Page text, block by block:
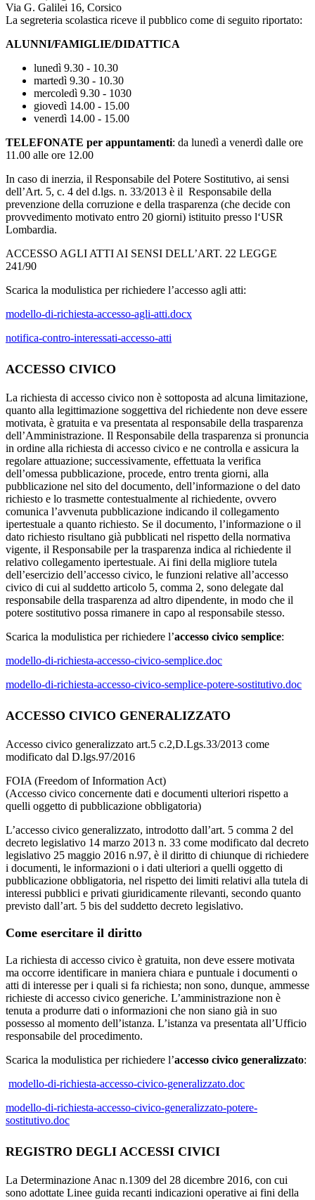
Via G. Galilei 16, Corsico
La segreteria scolastica riceve il pubblico come di seguito riportato:
ALUNNI/FAMIGLIE/DIDATTICA
lunedì 9.30 - 10.30
martedì 9.30 - 10.30
mercoledì 9.30 - 1030
giovedì 14.00 - 15.00
venerdì 14.00 - 15.00
TELEFONATE per appuntamenti: da lunedì a venerdì dalle ore
11.00 alle ore 12.00
In caso di inerzia, il Responsabile del Potere Sostitutivo, ai sensi
dell’Art. 5, c. 4 del d.lgs. n. 33/2013 è il Responsabile della
prevenzione della corruzione e della trasparenza (che decide con
provvedimento motivato entro 20 giorni) istituito presso l‘USR
Lombardia.
ACCESSO AGLI ATTI AI SENSI DELL’ART. 22 LEGGE
241/90
Scarica la modulistica per richiedere l’accesso agli atti:
modello-di-richiesta-accesso-agli-atti.docx
notifica-contro-interessati-accesso-atti
ACCESSO CIVICO
La richiesta di accesso civico non è sottoposta ad alcuna limitazione,
quanto alla legittimazione soggettiva del richiedente non deve essere
motivata, è gratuita e va presentata al responsabile della trasparenza
dell’Amministrazione. Il Responsabile della trasparenza si pronuncia
in ordine alla richiesta di accesso civico e ne controlla e assicura la
regolare attuazione; successivamente, effettuata la verifica
dell’omessa pubblicazione, procede, entro trenta giorni, alla
pubblicazione nel sito del documento, dell’informazione o del dato
richiesto e lo trasmette contestualmente al richiedente, ovvero
comunica l’avvenuta pubblicazione indicando il collegamento
ipertestuale a quanto richiesto. Se il documento, l’informazione o il
dato richiesto risultano già pubblicati nel rispetto della normativa
vigente, il Responsabile per la trasparenza indica al richiedente il
relativo collegamento ipertestuale. Ai fini della migliore tutela
dell’esercizio dell’accesso civico, le funzioni relative all’accesso
civico di cui al suddetto articolo 5, comma 2, sono delegate dal
responsabile della trasparenza ad altro dipendente, in modo che il
potere sostitutivo possa rimanere in capo al responsabile stesso.
Scarica la modulistica per richiedere l’accesso civico semplice:
modello-di-richiesta-accesso-civico-semplice.doc
modello-di-richiesta-accesso-civico-semplice-potere-sostitutivo.doc
ACCESSO CIVICO GENERALIZZATO
Accesso civico generalizzato art.5 c.2,D.Lgs.33/2013 come
modificato dal D.lgs.97/2016
FOIA (Freedom of Information Act)
(Accesso civico concernente dati e documenti ulteriori rispetto a
quelli oggetto di pubblicazione obbligatoria)
L’accesso civico generalizzato, introdotto dall’art. 5 comma 2 del
decreto legislativo 14 marzo 2013 n. 33 come modificato dal decreto
legislativo 25 maggio 2016 n.97, è il diritto di chiunque di richiedere
i documenti, le informazioni o i dati ulteriori a quelli oggetto di
pubblicazione obbligatoria, nel rispetto dei limiti relativi alla tutela di
interessi pubblici e privati giuridicamente rilevanti, secondo quanto
previsto dall’art. 5 bis del suddetto decreto legislativo.
Come esercitare il diritto
La richiesta di accesso civico è gratuita, non deve essere motivata
ma occorre identificare in maniera chiara e puntuale i documenti o
atti di interesse per i quali si fa richiesta; non sono, dunque, ammesse
richieste di accesso civico generiche. L’amministrazione non è
tenuta a produrre dati o informazioni che non siano già in suo
possesso al momento dell’istanza. L’istanza va presentata all’Ufficio
responsabile del procedimento.
Scarica la modulistica per richiedere l’accesso civico generalizzato:
modello-di-richiesta-accesso-civico-generalizzato.doc
modello-di-richiesta-accesso-civico-generalizzato-potere-
sostitutivo.doc
REGISTRO DEGLI ACCESSI CIVICI
La Determinazione Anac n.1309 del 28 dicembre 2016, con cui
sono adottate Linee guida recanti indicazioni operative ai fini della